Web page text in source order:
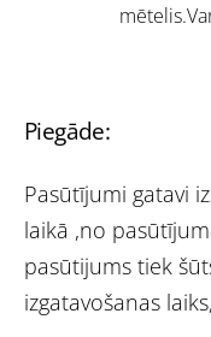
Piegāde:
Pasūtījumi gatavi
laikā ,no
pasūtijums tiek
izgatavošanas